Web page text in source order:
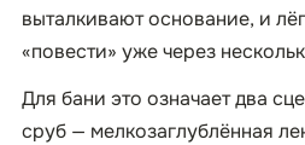
выталкивают основание, и
«повести» уже через
Для бани это означает два
сруб — мелкозаглублённая